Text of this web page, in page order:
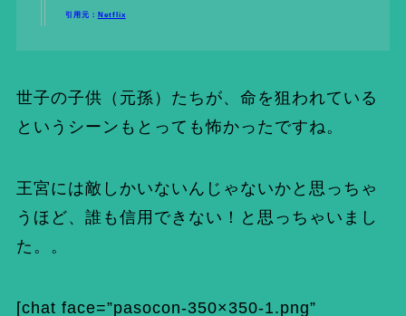
引用元： Netflix
世子の子供（元孫）たちが、命を狙われている
というシーンもとっても怖かったですね。
王宮には敵しかいないんじゃないかと思っちゃ
うほど、誰も信用できない！と思っちゃいまし
た。。
[chat face=”pasocon-350×350-1.png”